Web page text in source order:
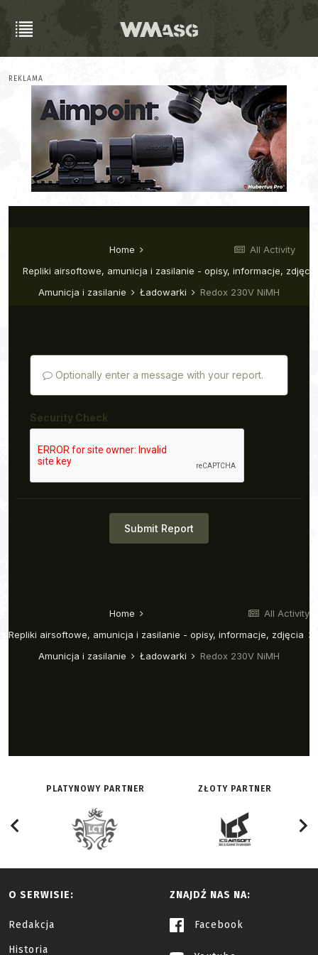
REKLAMA
PLATYNOWY PARTNER ZŁOTY PARTNER
O SERWISIE:
Redakcja
Historia
ZNAJDŹ NAS NA:
Facebook